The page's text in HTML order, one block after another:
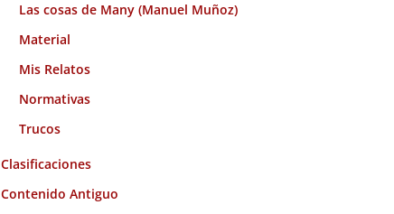
Las cosas de Many (Manuel Muñoz)
Material
Mis Relatos
Normativas
Trucos
Clasificaciones
Contenido Antiguo